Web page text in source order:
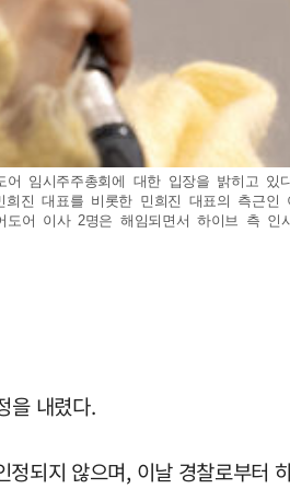
임시주주총회에 대한 입장을 밝히고 있
진 대표를 비롯한 민희진 대표의 측근인
이사 2명은 해임되면서 하이브 측 인
을 내렸다.
되지 않으며, 이날 경찰로부터